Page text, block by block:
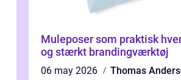
Muleposer som praktisk
og stærkt brandingværktøj
06 may 2026
Thomas